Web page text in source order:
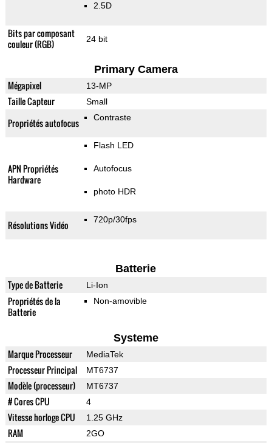
2.5D
Bits par composant
couleur (RGB)
24 bit
Primary Camera
Mégapixel 13-MP
Taille Capteur Small
Propriétés autofocus Contraste
APN Propriétés
Hardware
Flash LED
Autofocus
photo HDR
Résolutions Vidéo 720p/30fps
Batterie
Type de Batterie Li-Ion
Propriétés de la
Batterie
Non-amovible
Systeme
Marque Processeur MediaTek
Processeur Principal MT6737
Modèle (processeur) MT6737
# Cores CPU 4
Vitesse horloge CPU 1.25 GHz
RAM 2GO